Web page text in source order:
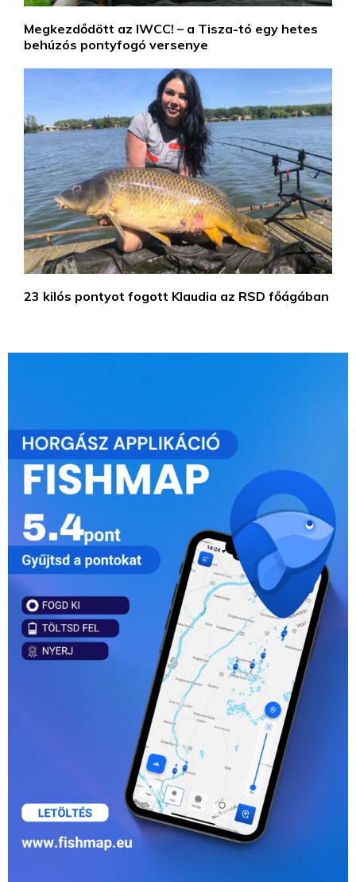
Megkezdődött az IWCC! – a Tisza-tó egy hetes
behúzós pontyfogó versenye
23 kilós pontyot fogott Klaudia az RSD főágában